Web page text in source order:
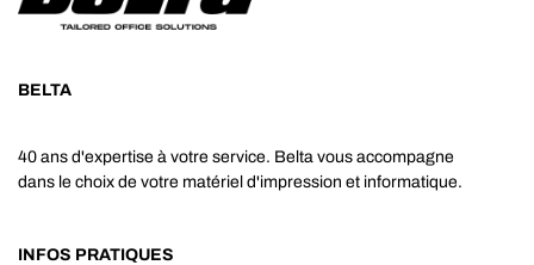
BELTA
40 ans d'expertise à votre service. Belta vous accompagne
dans le choix de votre matériel d'impression et informatique.
INFOS PRATIQUES